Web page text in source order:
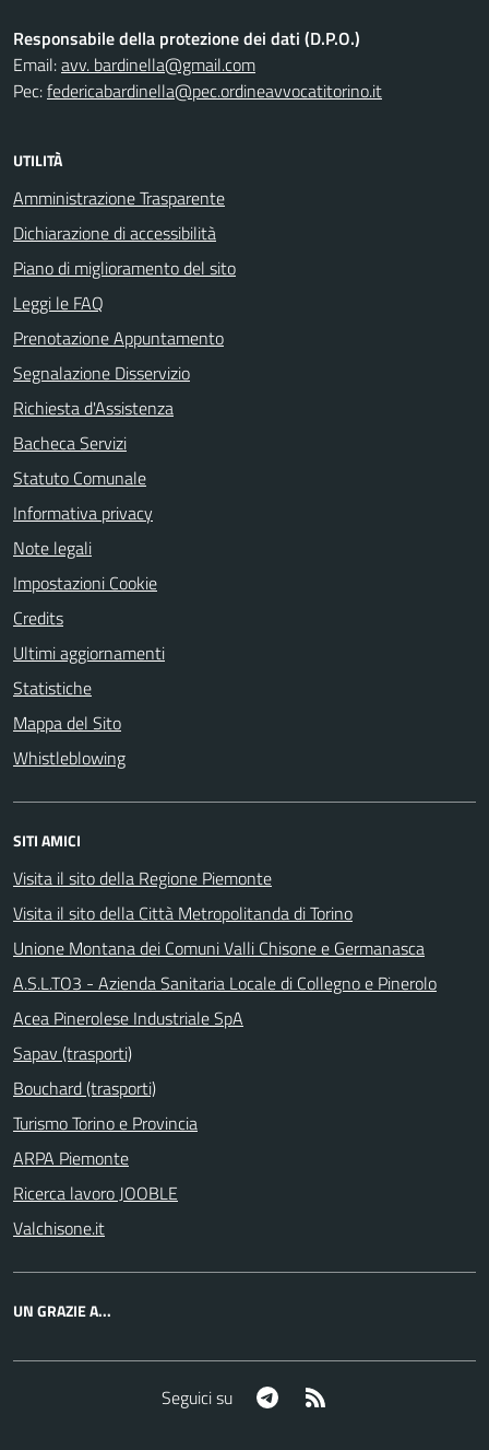
Responsabile della protezione dei dati (D.P.O.)
Email:avv. bardinella@gmail.com
Pec:federicabardinella@pec.ordineavvocatitorino.it
UTILITÀ
Amministrazione Trasparente
Dichiarazione di accessibilità
Piano di miglioramento del sito
Leggi le FAQ
Prenotazione Appuntamento
Segnalazione Disservizio
Richiesta d'Assistenza
Bacheca Servizi
Statuto Comunale
Informativa privacy
Note legali
Impostazioni Cookie
Credits
Ultimi aggiornamenti
Statistiche
Mappa del Sito
Whistleblowing
SITI AMICI
Visita il sito della Regione Piemonte
Visita il sito della Città Metropolitanda di Torino
Unione Montana dei Comuni Valli Chisone e Germanasca
A.S.L.TO3 - Azienda Sanitaria Locale di Collegno e Pinerolo
Acea Pinerolese Industriale SpA
Sapav (trasporti)
Bouchard (trasporti)
Turismo Torino e Provincia
ARPA Piemonte
Ricerca lavoro JOOBLE
Valchisone.it
UN GRAZIE A...
Seguici su Telegram